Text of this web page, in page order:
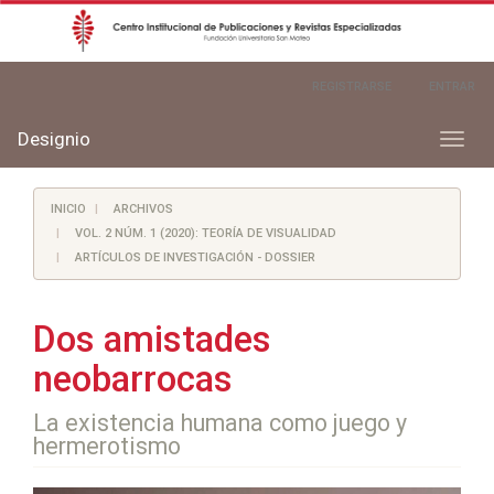
principal
Barra
lateral
Toggle
Designio
INICIO
ARCHIVOS
VOL. 2 NÚM. 1 (2020): TEORÍA DE VISUALIDAD
ARTÍCULOS DE INVESTIGACIÓN - DOSSIER
Dos amistades
neobarrocas
La existencia humana como juego y
hermerotismo